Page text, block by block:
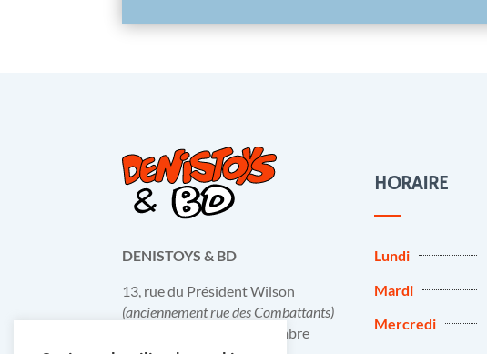
DENISTOYS & BD
13, rue du Président Wilson
(anciennement rue des Combattants)
B-6031 Monceau-sur-Sambre
HORAIRE
Lundi
Mardi
Mercredi